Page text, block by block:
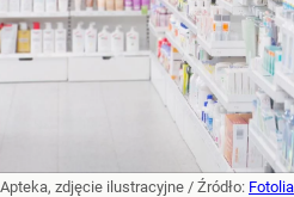
Apteka, zdjęcie ilustracyjne / Źródło: Fotolia